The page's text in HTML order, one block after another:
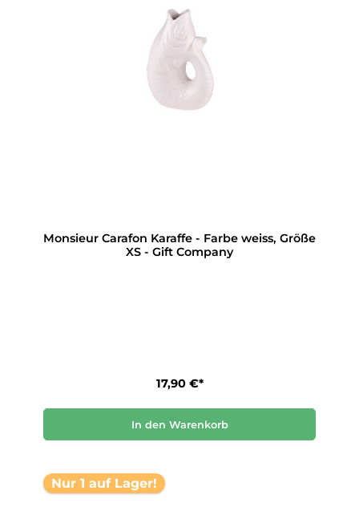
Monsieur Carafon Karaffe - Farbe weiss, Größe
XS - Gift Company
17,90 €*
In den Warenkorb
Nur 1 auf Lager!